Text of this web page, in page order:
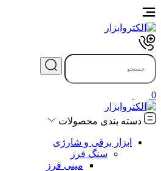
0
دسته بندی محصولات
ابزار برقی و شارژی
سنگ فرز
مینی فرز